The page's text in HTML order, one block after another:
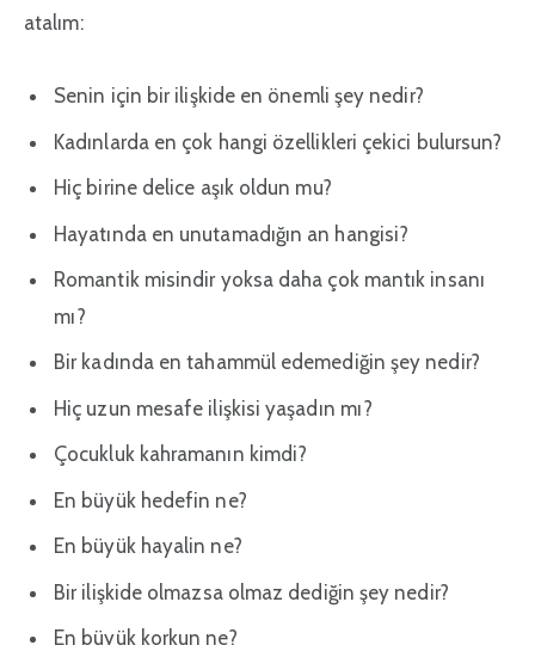
atalım:
Senin için bir ilişkide en önemli şey nedir?
Kadınlarda en çok hangi özellikleri çekici bulursun?
Hiç birine delice aşık oldun mu?
Hayatında en unutamadığın an hangisi?
Romantik misindir yoksa daha çok mantık insanı
mı?
Bir kadında en tahammül edemediğin şey nedir?
Hiç uzun mesafe ilişkisi yaşadın mı?
Çocukluk kahramanın kimdi?
En büyük hedefin ne?
En büyük hayalin ne?
Bir ilişkide olmazsa olmaz dediğin şey nedir?
En büyük korkun ne?